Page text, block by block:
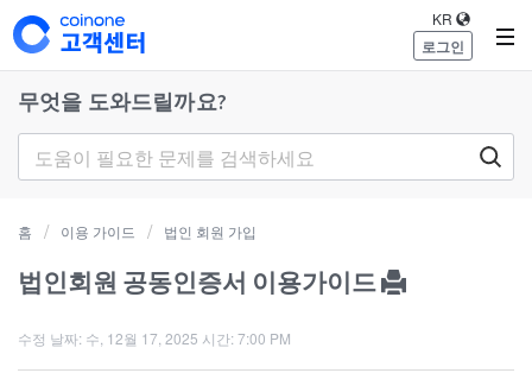
로그인
KR
무엇을 도와드릴까요?
홈 이용 가이드 법인 회원 가입
법인회원 공동인증서 이용가이드
수정 날짜: 수, 12월 17, 2025 시간: 7:00 PM